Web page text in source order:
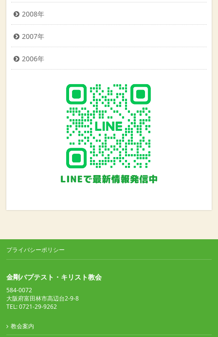
2008年
2007年
2006年
プライバシーポリシー
金剛バプテスト・キリスト教会
584-0072
大阪府富田林市高辺台2-9-8
TEL: 0721-29-9262
教会案内